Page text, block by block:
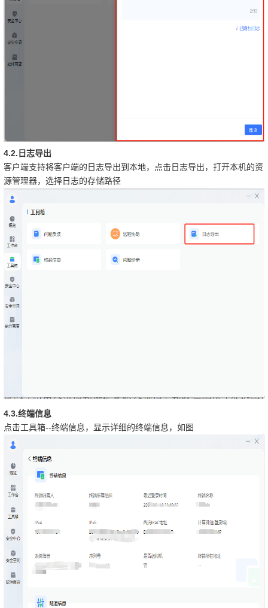
4.2. 日志导出
客户端支持将客户端的日志导出到本地，点击日志导出，打开本机的资
源管理器，选择日志的存储路径
4.3.终端信息
点击工具箱--终端信息，显示详细的终端信息，如图